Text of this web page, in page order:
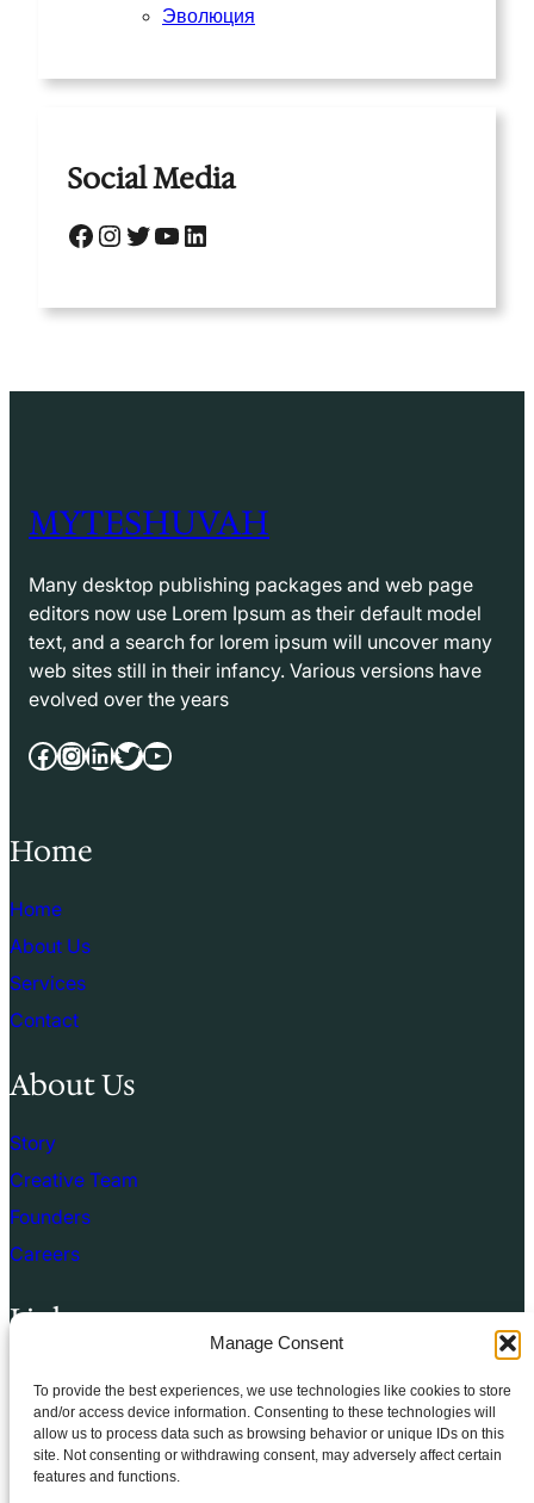
Manage Consent
To provide the best experiences, we use technologies like cookies to store
and/or access device information. Consenting to these technologies will
allow us to process data such as browsing behavior or unique IDs on this
site. Not consenting or withdrawing consent, may adversely affect certain
features and functions.
Эволюция
Social Media
Facebook Instagram Twitter YouTube LinkedIn
MYTESHUVAH
Many desktop publishing packages and web page
editors now use Lorem Ipsum as their default model
text, and a search for lorem ipsum will uncover many
web sites still in their infancy. Various versions have
evolved over the years
Facebook InstagramLinkedIn Twitter YouTube
Home
Home
About Us
Services
Contact
About Us
Story
Creative Team
Founders
Careers
Links
Privacy Policy
Cookie Policy
Terms & Conditions